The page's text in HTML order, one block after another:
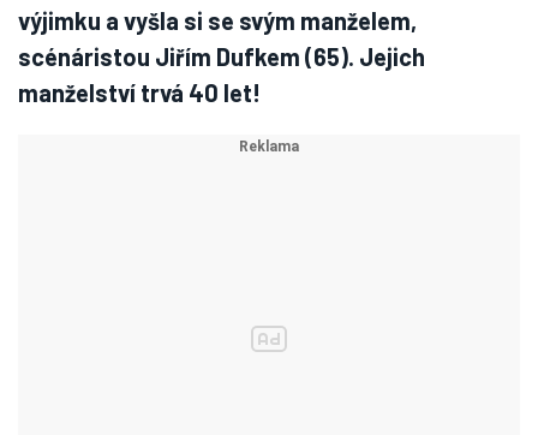
výjimku a vyšla si se svým manželem,
scénáristou Jiřím Dufkem (65). Jejich
manželství trvá 40 let!